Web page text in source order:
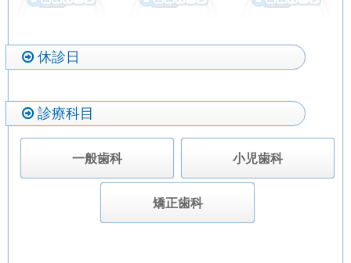
休診日
診療科目
一般歯科 小児歯科
矯正歯科